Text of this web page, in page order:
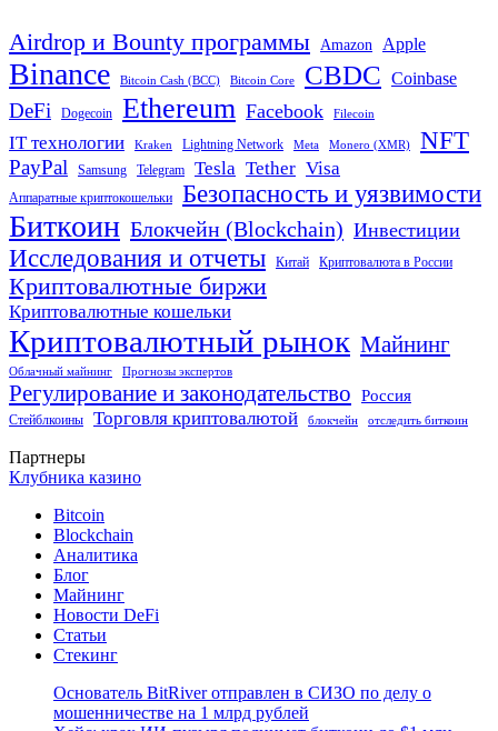
Airdrop и Bounty программы Amazon Apple
Binance Bitcoin Cash (BCC) Bitcoin Core CBDC Coinbase
DeFi Dogecoin Ethereum Facebook Filecoin
IT технологии Kraken Lightning Network Meta Monero (XMR) NFT
PayPal Samsung Telegram Tesla Tether Visa
Аппаратные криптокошельки Безопасность и уязвимости
Биткоин Блокчейн (Blockchain) Инвестиции
Исследования и отчеты Китай Криптовалюта в России
Криптовалютные биржи
Криптовалютные кошельки
Криптовалютный рынок Майнинг
Облачный майнинг Прогнозы экспертов
Регулирование и законодательство Россия
Стейблкоины Торговля криптовалютой блокчейн отследить биткоин
Партнеры
Клубника казино
Bitcoin
Blockchain
Аналитика
Блог
Майнинг
Новости DeFi
Статьи
Стекинг
Основатель BitRiver отправлен в СИЗО по делу о
мошенничестве на 1 млрд рублей